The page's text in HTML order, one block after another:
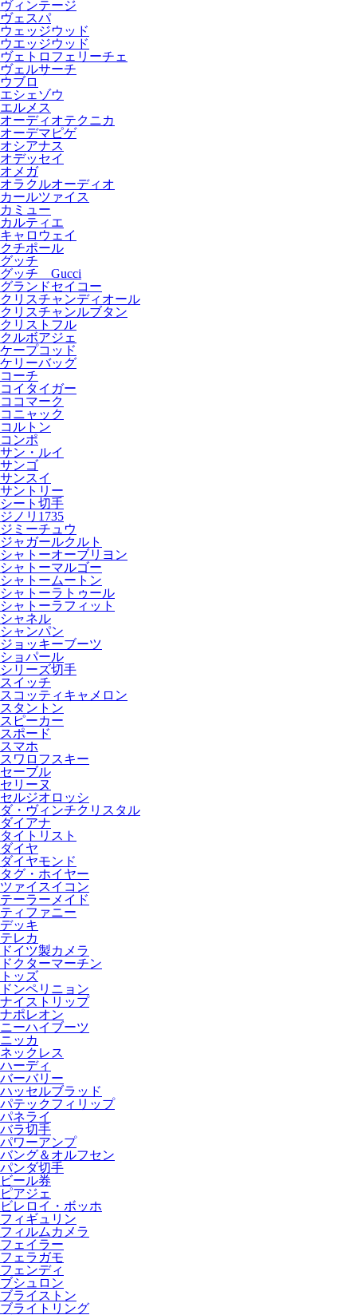
ヴィンテージ
ヴェスパ
ウェッジウッド
ウエッジウッド
ヴェトロフェリーチェ
ヴェルサーチ
ウブロ
エシェゾウ
エルメス
オーディオテクニカ
オーデマピゲ
オシアナス
オデッセイ
オメガ
オラクルオーディオ
カールツァイス
カミュー
カルティエ
キャロウェイ
クチポール
グッチ
グッチ Gucci
グランドセイコー
クリスチャンディオール
クリスチャンルブタン
クリストフル
クルボアジェ
ケープコッド
ケリーバッグ
コーチ
コイタイガー
ココマーク
コニャック
コルトン
コンポ
サン・ルイ
サンゴ
サンスイ
サントリー
シート切手
ジノリ1735
ジミーチュウ
ジャガールクルト
シャトーオーブリヨン
シャトーマルゴー
シャトームートン
シャトーラトゥール
シャトーラフィット
シャネル
シャンパン
ジョッキーブーツ
ショパール
シリーズ切手
スイッチ
スコッティキャメロン
スタントン
スピーカー
スポード
スマホ
スワロフスキー
セーブル
セリーヌ
セルジオロッシ
ダ・ヴィンチクリスタル
ダイアナ
タイトリスト
ダイヤ
ダイヤモンド
タグ・ホイヤー
ツァイスイコン
テーラーメイド
ティファニー
デッキ
テレカ
ドイツ製カメラ
ドクターマーチン
トッズ
ドンペリニョン
ナイストリップ
ナポレオン
ニーハイブーツ
ニッカ
ネックレス
ハーディ
バーバリー
ハッセルブラッド
パテックフィリップ
パネライ
バラ切手
パワーアンプ
バング＆オルフセン
パンダ切手
ビール券
ピアジェ
ビレロイ・ボッホ
フィギュリン
フィルムカメラ
フェイラー
フェラガモ
フェンディ
ブシュロン
ブライストン
ブライトリング